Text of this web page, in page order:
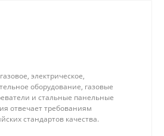
электрическое,
оборудование, газовые
и стальные панельные
отвечает требованиям
стандартов качества.